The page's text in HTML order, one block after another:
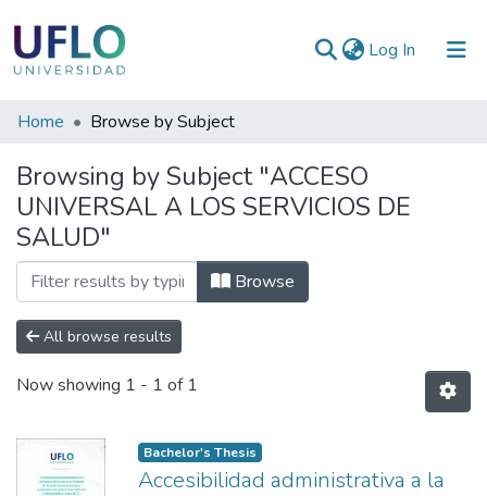
Log In (current)
Communities
Collections
All of RIUFLO
Home Browse by Subject
Browsing by Subject "ACCESO
UNIVERSAL A LOS SERVICIOS DE
SALUD"
Browse
All browse results
Now showing 1 - 1 of 1
Bachelor's Thesis
Accesibilidad administrativa a la